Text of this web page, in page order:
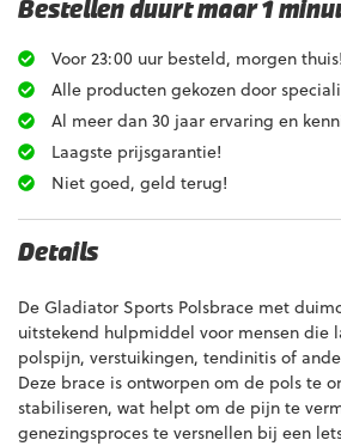
Bestellen duurt maar 1
Voor 23:00 uur besteld, morgen thuis!
Alle producten gekozen door
Al meer dan 30 jaar ervaring en
Laagste prijsgarantie!
Niet goed, geld terug!
Details
De Gladiator Sports Polsbrace met
uitstekend hulpmiddel voor mensen die
polspijn, verstuikingen, tendinitis of
Deze brace is ontworpen om de pols te
stabiliseren, wat helpt om de pijn te
genezingsproces te versnellen bij een